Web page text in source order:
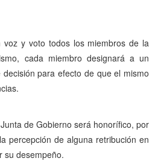
voz y voto todos los miembros de la
cada miembro designará a un
para efecto de que el mismo
de Gobierno será honorífico, por
percepción de alguna retribución en
su desempeño.